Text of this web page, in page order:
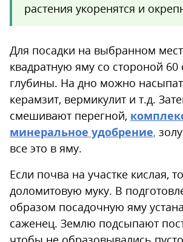
растения укоренятся и
Для посадки на выбранном
квадратную яму со стороной 60
глубины. На дно можно
керамзит, вермикулит и т.д.
смешивают перегной,
минеральное удобрение,
все это в яму.
Если почва на участке кислая,
доломитовую муку. В
образом посадочную яму
саженец. Землю подсыпают